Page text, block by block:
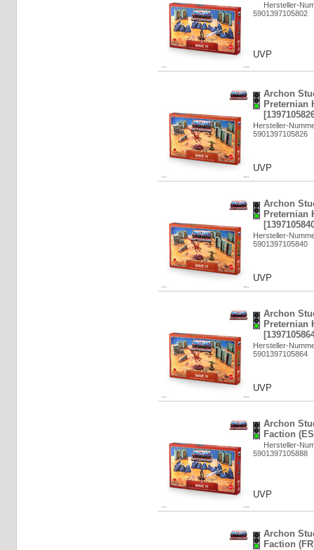
Hersteller-
5901397105802
UVP
Archon
Preternian
Hersteller-
5901397105826
UVP
Archon
Preternian
Hersteller-
5901397105840
UVP
Archon
Preternian
Hersteller-
5901397105864
UVP
Archon
Faction
Hersteller-
5901397105888
UVP
Archon
Faction